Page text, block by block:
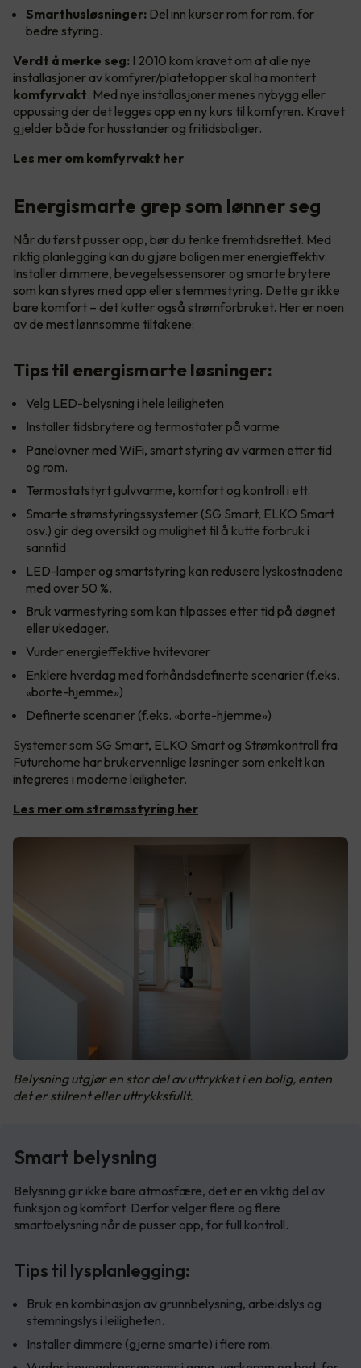
Smarthusløsninger: Del inn kurser rom for rom, for
bedre styring.
Verdt å merke seg: I 2010 kom kravet om at alle nye
installasjoner av komfyrer/platetopper skal ha montert
komfyrvakt. Med nye installasjoner menes nybygg eller
oppussing der det legges opp en ny kurs til komfyren. Kravet
gjelder både for husstander og fritidsboliger.
Les mer om komfyrvakt her
Energismarte grep som lønner seg
Når du først pusser opp, bør du tenke fremtidsrettet. Med
riktig planlegging kan du gjøre boligen mer energieffektiv.
Installer dimmere, bevegelsessensorer og smarte brytere
som kan styres med app eller stemmestyring. Dette gir ikke
bare komfort – det kutter også strømforbruket. Her er noen
av de mest lønnsomme tiltakene:
Tips til energismarte løsninger:
Velg LED-belysning i hele leiligheten
Installer tidsbrytere og termostater på varme
Panelovner med WiFi, smart styring av varmen etter tid
og rom.
Termostatstyrt gulvvarme, komfort og kontroll i ett.
Smarte strømstyringssystemer (SG Smart, ELKO Smart
osv.) gir deg oversikt og mulighet til å kutte forbruk i
sanntid.
LED-lamper og smartstyring kan redusere lyskostnadene
med over 50 %.
Bruk varmestyring som kan tilpasses etter tid på døgnet
eller ukedager.
Vurder energieffektive hvitevarer
Enklere hverdag med forhåndsdefinerte scenarier (f.eks.
«borte-hjemme»)
Definerte scenarier (f.eks. «borte-hjemme»)
Systemer som SG Smart, ELKO Smart og Strømkontroll fra
Futurehome har brukervennlige løsninger som enkelt kan
integreres i moderne leiligheter.
Les mer om strømsstyring her
Belysning utgjør en stor del av uttrykket i en bolig, enten
det er stilrent eller uttrykksfullt.
Smart belysning
Belysning gir ikke bare atmosfære, det er en viktig del av
funksjon og komfort. Derfor velger flere og flere
smartbelysning når de pusser opp, for full kontroll.
Tips til lysplanlegging:
Bruk en kombinasjon av grunnbelysning, arbeidslys og
stemningslys i leiligheten.
Installer dimmere (gjerne smarte) i flere rom.